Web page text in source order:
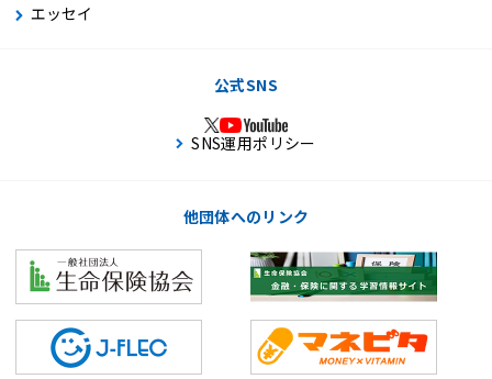
エッセイ
公式SNS
SNS運用ポリシー
他団体へのリンク